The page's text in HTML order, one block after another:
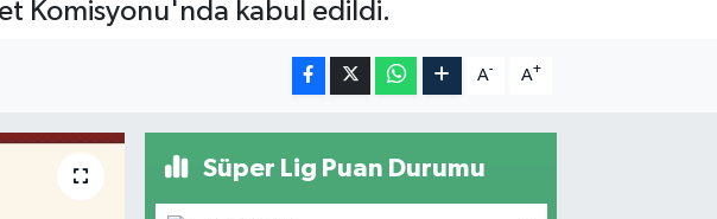
Komisyonu'nda kabul edildi.
A- A+
Süper Lig Puan Durumu